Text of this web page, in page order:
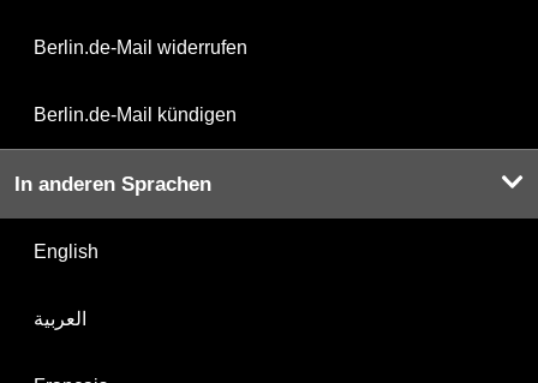
Berlin.de-Mail widerrufen
Berlin.de-Mail kündigen
In anderen Sprachen
English
العربية